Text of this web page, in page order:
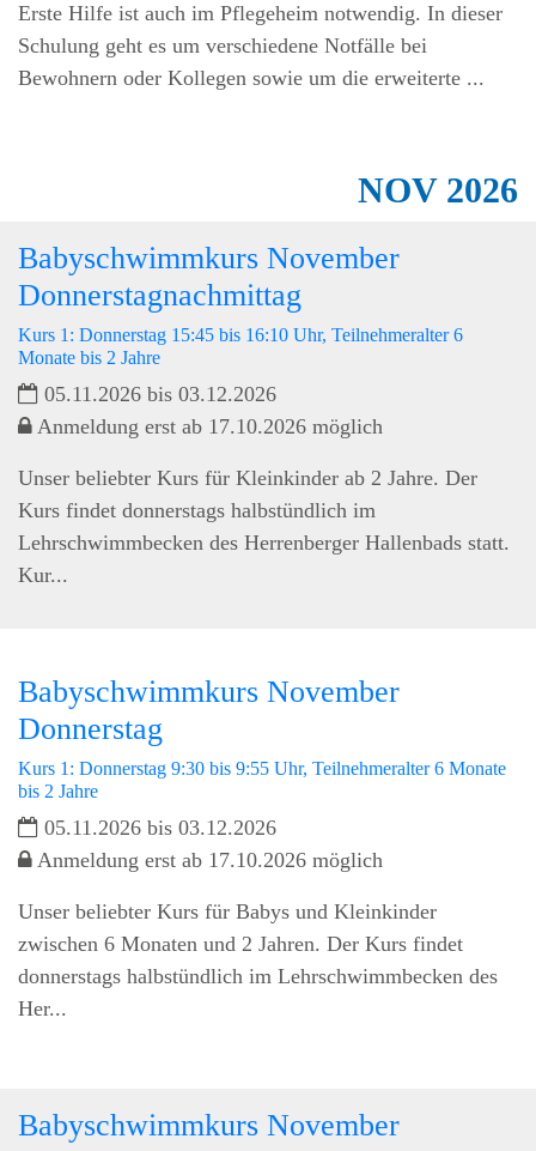
Erste Hilfe ist auch im Pflegeheim notwendig. In dieser
Schulung geht es um verschiedene Notfälle bei
Bewohnern oder Kollegen sowie um die erweiterte ...
NOV2026
Babyschwimmkurs November
Donnerstagnachmittag
Kurs 1: Donnerstag 15:45 bis 16:10 Uhr, Teilnehmeralter 6
Monate bis 2 Jahre
05.11.2026 bis 03.12.2026
Anmeldung erst ab 17.10.2026 möglich
Unser beliebter Kurs für Kleinkinder ab 2 Jahre. Der
Kurs findet donnerstags halbstündlich im
Lehrschwimmbecken des Herrenberger Hallenbads statt.
Kur...
Babyschwimmkurs November
Donnerstag
Kurs 1: Donnerstag 9:30 bis 9:55 Uhr, Teilnehmeralter 6 Monate
bis 2 Jahre
05.11.2026 bis 03.12.2026
Anmeldung erst ab 17.10.2026 möglich
Unser beliebter Kurs für Babys und Kleinkinder
zwischen 6 Monaten und 2 Jahren. Der Kurs findet
donnerstags halbstündlich im Lehrschwimmbecken des
Her...
Babyschwimmkurs November